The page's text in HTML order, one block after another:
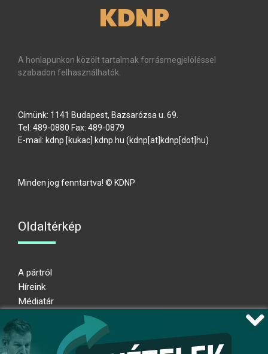
KDNP
A honlapunkon közölt tartalmak forrásmegjelöléssel
szabadon felhasználhatók.
Címünk: 1141 Budapest, Bazsarózsa u. 69.
Tel: 489-0880 Fax: 489-0879
E-mail: kdnp [kukac] kdnp hu (kdnp[at]kdnp[dot]hu)
Minden jog fenntartva! © KDNP
Oldaltérkép
A pártról
Híreink
Médiatár
Adatkezelési nyilatkozat
Átláthatósági nyilatkozat